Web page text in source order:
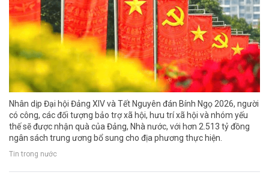
Nhân dịp Đại hội Đảng XIV và Tết Nguyên đán Bính Ngọ 2026, người
có công, các đối tượng bảo trợ xã hội, hưu trí xã hội và nhóm yếu
thế sẽ được nhận quà của Đảng, Nhà nước, với hơn 2.513 tỷ đồng
ngân sách trung ương bổ sung cho địa phương thực hiện.
Tin trong nước